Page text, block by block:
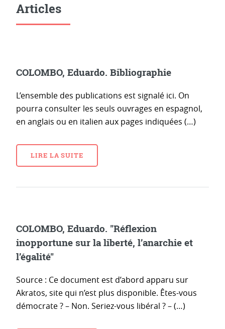
Articles
COLOMBO, Eduardo. Bibliographie
L’ensemble des publications est signalé ici. On
pourra consulter les seuls ouvrages en espagnol,
en anglais ou en italien aux pages indiquées (…)
LIRE LA SUITE
COLOMBO, Eduardo. "Réflexion
inopportune sur la liberté, l’anarchie et
l’égalité"
Source : Ce document est d’abord apparu sur
Akratos, site qui n’est plus disponible. Êtes-vous
démocrate ? – Non. Seriez-vous libéral ? – (…)